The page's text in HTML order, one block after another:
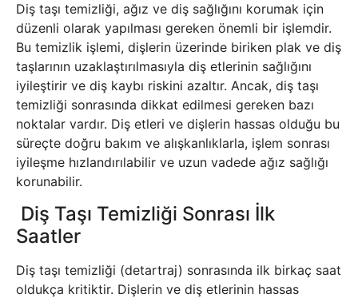
Diş taşı temizliği, ağız ve diş sağlığını korumak için
düzenli olarak yapılması gereken önemli bir işlemdir.
Bu temizlik işlemi, dişlerin üzerinde biriken plak ve diş
taşlarının uzaklaştırılmasıyla diş etlerinin sağlığını
iyileştirir ve diş kaybı riskini azaltır. Ancak, diş taşı
temizliği sonrasında dikkat edilmesi gereken bazı
noktalar vardır. Diş etleri ve dişlerin hassas olduğu bu
süreçte doğru bakım ve alışkanlıklarla, işlem sonrası
iyileşme hızlandırılabilir ve uzun vadede ağız sağlığı
korunabilir.
Diş Taşı Temizliği Sonrası İlk
Saatler
Diş taşı temizliği (detartraj) sonrasında ilk birkaç saat
oldukça kritiktir. Dişlerin ve diş etlerinin hassas